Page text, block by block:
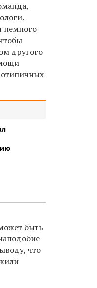
немного
другого
быть
что